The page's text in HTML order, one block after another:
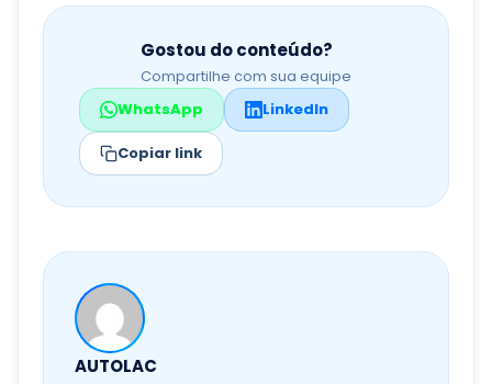
Gostou do conteúdo?
Compartilhe com sua equipe
WhatsApp
LinkedIn
Copiar link
AUTOLAC